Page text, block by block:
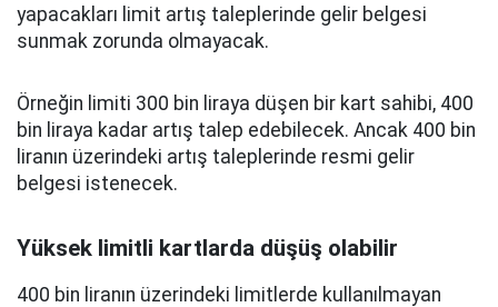
yapacakları limit artış taleplerinde gelir belgesi
sunmak zorunda olmayacak.
Örneğin limiti 300 bin liraya düşen bir kart sahibi, 400
bin liraya kadar artış talep edebilecek. Ancak 400 bin
liranın üzerindeki artış taleplerinde resmi gelir
belgesi istenecek.
Yüksek limitli kartlarda düşüş olabilir
400 bin liranın üzerindeki limitlerde kullanılmayan